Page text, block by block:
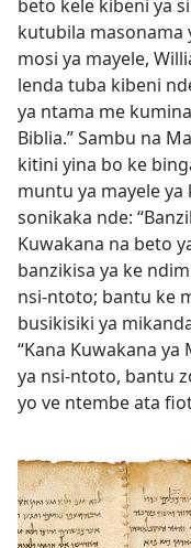
beto kele kibeni ya
kutubila masonama
mosi ya mayele,
lenda tuba kibeni
ya ntama me
Biblia.” Sambu na
kitini yina bo ke
muntu ya mayele ya
sonikaka nde:
Kuwakana na beto
banzikisa ya ke
nsi-ntoto; bantu ke
busikisiki ya
“Kana Kuwakana
ya nsi-ntoto, bantu
yo ve ntembe ata